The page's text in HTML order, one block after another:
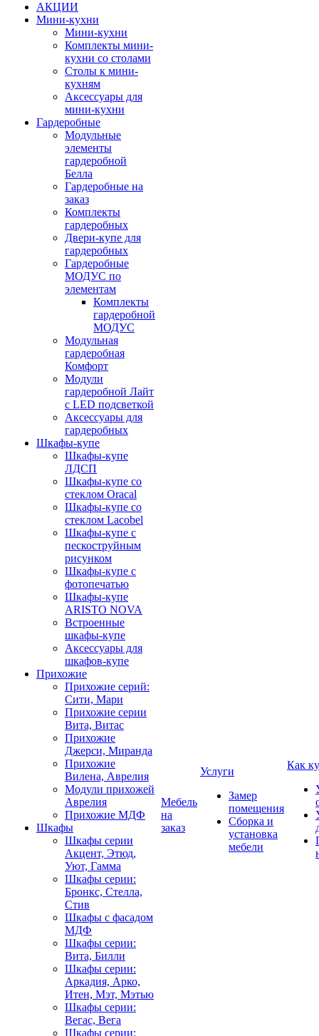
АКЦИИ
Мини-кухни
Мини-кухни
Комплекты мини-
кухни со столами
Столы к мини-
кухням
Аксессуары для
мини-кухни
Гардеробные
Модульные
элементы
гардеробной
Белла
Гардеробные на
заказ
Комплекты
гардеробных
Двери-купе для
гардеробных
Гардеробные
МОДУС по
элементам
Комплекты
гардеробной
МОДУС
Модульная
гардеробная
Комфорт
Модули
гардеробной Лайт
с LED подсветкой
Аксессуары для
гардеробных
Шкафы-купе
Шкафы-купе
ЛДСП
Шкафы-купе со
стеклом Oracal
Шкафы-купе со
стеклом Lacobel
Шкафы-купе с
пескоструйным
рисунком
Шкафы-купе с
фотопечатью
Шкафы-купе
ARISTO NOVA
Встроенные
шкафы-купе
Аксессуары для
шкафов-купе
Прихожие
Прихожие серий:
Сити, Мари
Прихожие серии
Вита, Витас
Прихожие
Джерси, Миранда
Прихожие
Вилена, Аврелия
Модули прихожей
Аврелия
Прихожие МДФ
Шкафы
Шкафы серии
Акцент, Этюд,
Уют, Гамма
Шкафы серии:
Бронкс, Стелла,
Стив
Шкафы с фасадом
МДФ
Шкафы серии:
Вита, Билли
Шкафы серии:
Аркадия, Арко,
Итен, Мэт, Мэтью
Шкафы серии:
Вегас, Вега
Шкафы серии:
Мебель
на
заказ
Услуги
Замер
помещения
Сборка и
установка
мебели
Как